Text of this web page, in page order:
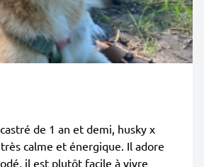
de 1 an et demi, husky x
calme et énergique. Il adore
il est plutôt facile à vivre